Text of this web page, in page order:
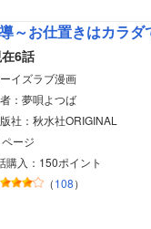
6話
イズラブ漫画
：夢唄よつば
社：秋水社ORIGINAL
ージ
購入：150ポイント
（108）